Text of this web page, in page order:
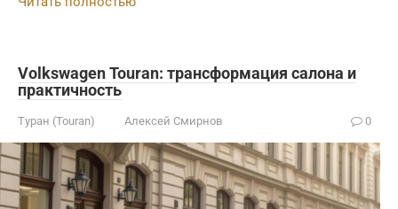
Volkswagen Touran: трансформация салона и
практичность
Туран (Touran) Алексей Смирнов 0